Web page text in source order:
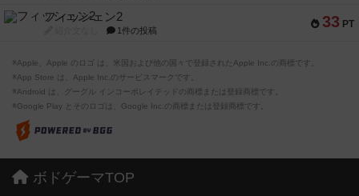
33 PT
フィッシェン2
1件の投稿
※Apple、Apple のロゴ は、米国および他の国々で登録されたApple Inc.の商標です。
※App Store は、Apple Inc.のサービスマークです。
※Android は、グーグル インコーポレイテッドの商標または登録商標です。
※Google Play とそのロゴは、Google Inc.の商標または登録商標です。
ボドゲーマTOP